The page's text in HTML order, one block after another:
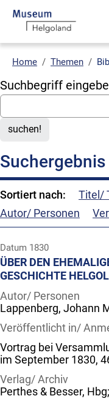
Skip to main navigation
Skip to main content
Skip to page footer
You are here:
Home Themen
Suchbegriff
suchen!
Suchergebnis
Sortiert nach: Titel/
Autor/ Personen
Datum 1830
ÜBER DEN
GESCHICHTE
Autor/ Personen
Lappenberg, Johann
Veröffentlicht in/
Vortrag bei
im September 1830,
Verlag/ Archiv
Perthes & Besser,